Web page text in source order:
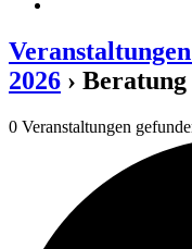
2026 › Beratung
0 Veranstaltungen